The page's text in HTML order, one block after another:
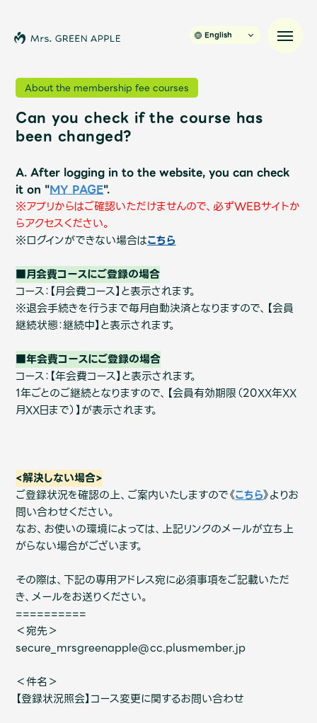
News
Profile
Discography
Video
Shop
UNIVERSAL MUSIC STORE
新規入会 LOGIN
Mrs. MOVIE
English
About the membership fee courses
Can you check if the course has
been changed?
A. After logging in to the website, you can check
it on "MY PAGE".
※アプリからはご確認いただけませんので、必ずWEBサイトか
らアクセスください。
※ログインができない場合はこちら
■月会費コースにご登録の場合
コース：【月会費コース】と表示されます。
※退会手続きを行うまで毎月自動決済となりますので、【会員
継続状態：継続中】と表示されます。
■年会費コースにご登録の場合
コース：【年会費コース】と表示されます。
1年ごとのご継続となりますので、【会員有効期限（20XX年XX
月XX日まで）】が表示されます。
<解決しない場合>
ご登録状況を確認の上、ご案内いたしますので《こちら》よりお
問い合わせください。
なお、お使いの環境によっては、上記リンクのメールが立ち上
がらない場合がございます。
その際は、下記の専用アドレス宛に必須事項をご記載いただ
き、メールをお送りください。
==========
＜宛先＞
secure_mrsgreenapple@cc.plusmember.jp
＜件名＞
【登録状況照会】コース変更に関するお問い合わせ